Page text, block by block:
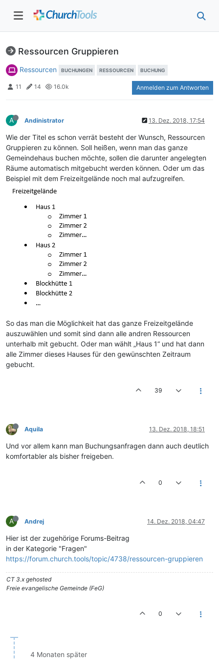
Ressourcen Gruppieren
Ressourcen BUCHUNGEN RESSOURCEN BUCHUNG
11 14 16.0k Anmelden zum Antworten
A Andinistrator 13. Dez. 2018, 17:54
Wie der Titel es schon verrät besteht der Wunsch, Ressourcen
Gruppieren zu können. Soll heißen, wenn man das ganze
Gemeindehaus buchen möchte, sollen die darunter angelegten
Räume automatisch mitgebucht werden können. Oder um das
Beispiel mit dem Freizeitgelände noch mal aufzugreifen.
So das man die Möglichkeit hat das ganze Freizeitgelände
auszuwählen und somit sind dann alle andren Ressourcen
unterhalb mit gebucht. Oder man wählt „Haus 1“ und hat dann
alle Zimmer dieses Hauses für den gewünschten Zeitraum
gebucht.
39
Aquila 13. Dez. 2018, 18:51
Und vor allem kann man Buchungsanfragen dann auch deutlich
komfortabler als bisher freigeben.
0
A Andrej 14. Dez. 2018, 04:47
Hier ist der zugehörige Forums-Beitrag
in der Kategorie "Fragen"
https://forum.church.tools/topic/4738/ressourcen-gruppieren
CT 3.x gehosted
Freie evangelische Gemeinde (FeG)
0
4 Monaten später